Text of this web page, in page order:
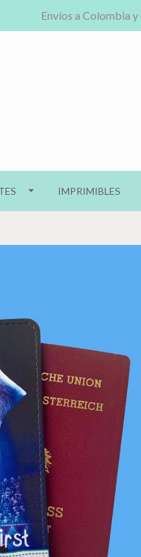
Envíos a Colombia
IMPRIMIBLES